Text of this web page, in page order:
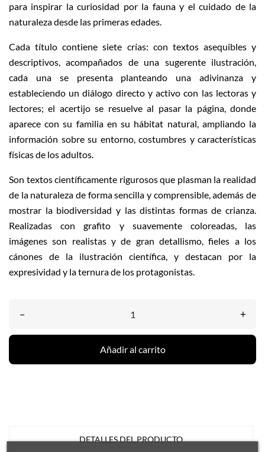
para inspirar la curiosidad por la fauna y el cuidado de la
naturaleza desde las primeras edades.
Cada título contiene siete crías: con textos asequibles y
descriptivos, acompañados de una sugerente ilustración,
cada una se presenta planteando una adivinanza y
estableciendo un diálogo directo y activo con las lectoras y
lectores; el acertijo se resuelve al pasar la página, donde
aparece con su familia en su hábitat natural, ampliando la
información sobre su entorno, costumbres y características
físicas de los adultos.
Son textos científicamente rigurosos que plasman la realidad
de la naturaleza de forma sencilla y comprensible, además de
mostrar la biodiversidad y las distintas formas de crianza.
Realizadas con grafito y suavemente coloreadas, las
imágenes son realistas y de gran detallismo, fieles a los
cánones de la ilustración científica, y destacan por la
expresividad y la ternura de los protagonistas.
– +
Añadir al carrito
DETALLES DEL PRODUCTO